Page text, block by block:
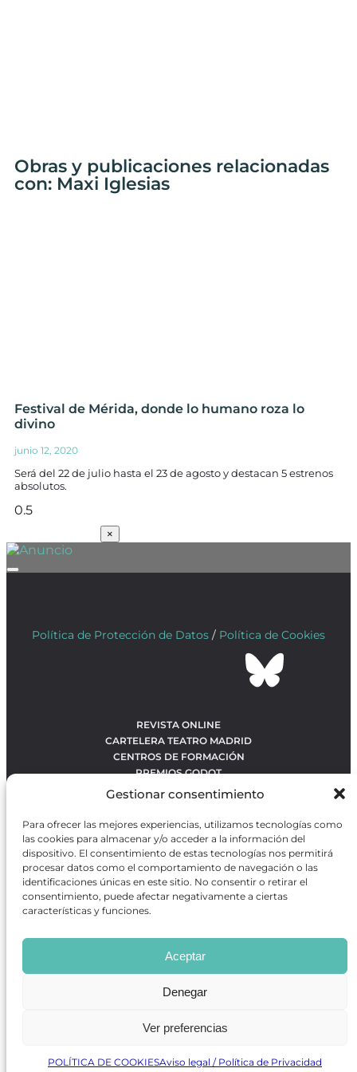
Gestionar consentimiento
Para ofrecer las mejores experiencias, utilizamos tecnologías como
las cookies para almacenar y/o acceder a la información del
dispositivo. El consentimiento de estas tecnologías nos permitirá
procesar datos como el comportamiento de navegación o las
identificaciones únicas en este sitio. No consentir o retirar el
consentimiento, puede afectar negativamente a ciertas
características y funciones.
Aceptar
Denegar
Ver preferencias
POLÍTICA DE COOKIESAviso legal / Política de Privacidad
Obras y publicaciones relacionadas
con: Maxi Iglesias
Festival de Mérida, donde lo humano roza lo
divino
junio 12, 2020
Será del 22 de julio hasta el 23 de agosto y destacan 5 estrenos
absolutos.
×
Política de Protección de Datos / Política de Cookies
REVISTA ONLINE
CARTELERA TEATRO MADRID
CENTROS DE FORMACIÓN
PREMIOS GODOT
CONTACTO
OBRAS MÁS VOTADAS
RANKING MEJORES OBRAS
BÚSQUEDA AVANZADA DE OBRAS
Revista GODOTes una revista independiente especializada
en información sobre artes escénicas de Madrid, gratuita y
que se distribuye en espacios escénicos, además de otros
puntos de interés turístico y de ocio de la capital.
Desarrollado por Precise Future